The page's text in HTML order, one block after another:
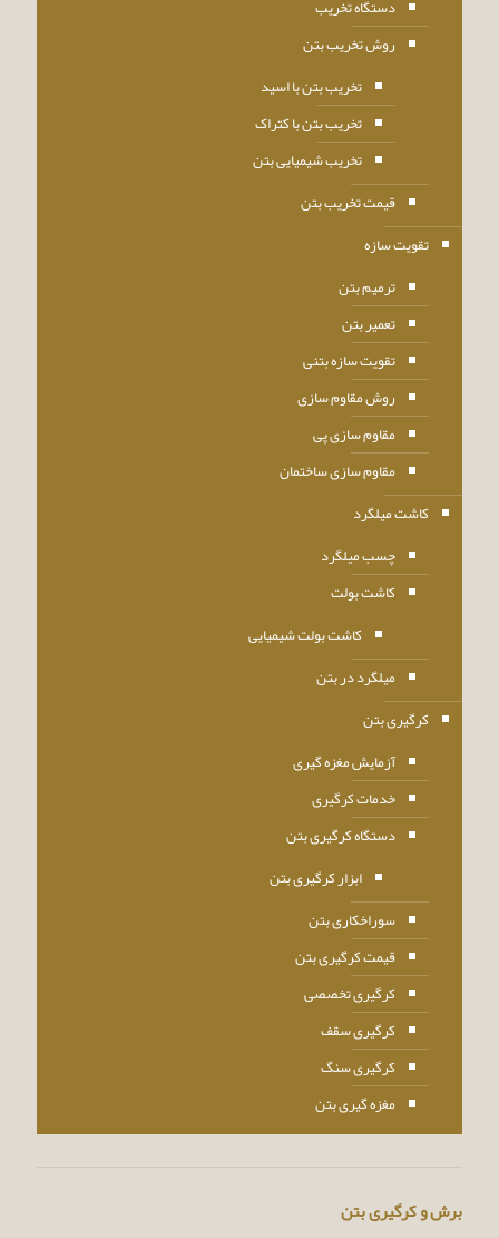
دستگاه تخریب
روش تخریب بتن
تخریب بتن با اسید
تخریب بتن با کتراک
تخریب شیمیایی بتن
قیمت تخریب بتن
تقویت سازه
ترمیم بتن
تعمیر بتن
تقویت سازه بتنی
روش مقاوم سازی
مقاوم سازی پی
مقاوم سازی ساختمان
کاشت میلگرد
چسب میلگرد
کاشت بولت
کاشت بولت شیمیایی
میلگرد در بتن
کرگیری بتن
آزمایش مغزه گیری
خدمات کرگیری
دستگاه کرگیری بتن
ابزار کرگیری بتن
سوراخکاری بتن
قیمت کرگیری بتن
کرگیری تخصصی
کرگیری سقف
کرگیری سنگ
مغزه گیری بتن
برش و کرگیری بتن